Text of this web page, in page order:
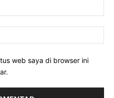
web saya di browser ini